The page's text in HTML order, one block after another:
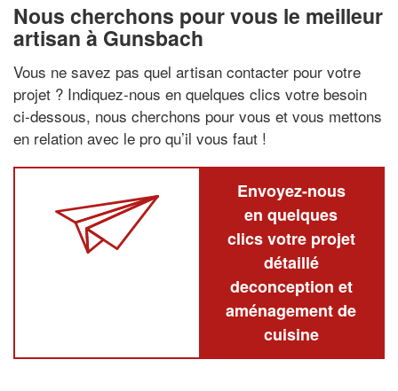
Nous cherchons pour vous le meilleur
artisan à Gunsbach
Vous ne savez pas quel artisan contacter pour votre
projet ? Indiquez-nous en quelques clics votre besoin
ci-dessous, nous cherchons pour vous et vous mettons
en relation avec le pro qu’il vous faut !
Envoyez-nous
en quelques
clics votre projet
détaillé
deconception et
aménagement de
cuisine